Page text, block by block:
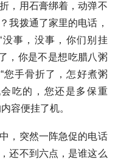
，用石膏绑着，动弹不
我拨通了家里的电话，
事，没事，你们别挂
，你是不是想吃腊八粥
您手骨折了，怎好煮粥
吃的，您还是多保重
容便挂了机。
，突然一阵急促的电话
还不到六点，是谁这么